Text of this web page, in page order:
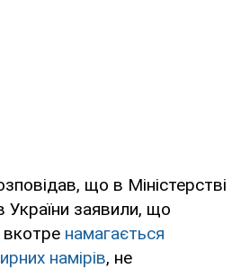
що в Міністерстві
України заявили, що
вкотре намагається
намірів, не